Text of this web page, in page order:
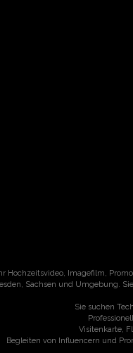
Hochzeitsvideo, Imagefilm,
Sachsen und Umgebung.
Sie suchen
Visitenkarte,
Begleiten von Influencern und